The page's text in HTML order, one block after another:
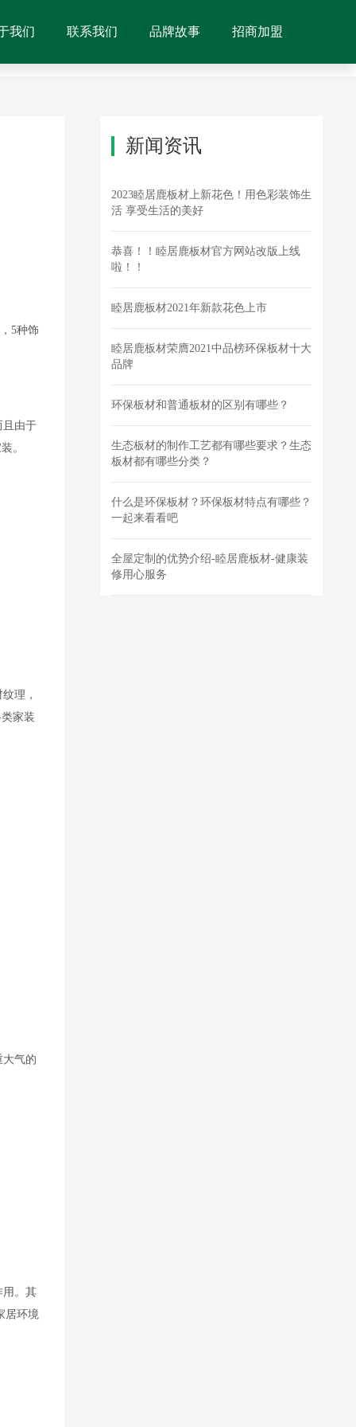
我们 联系我们 品牌故事 招商加盟
5种饰
且由于
。
理，
家装
气的
用。其
居环境
新闻资讯
2023睦居鹿板材上新花色！用色彩装饰生
活 享受生活的美好
恭喜！！睦居鹿板材官方网站改版上线
啦！！
睦居鹿板材2021年新款花色上市
睦居鹿板材荣膺2021中品榜环保板材十大
品牌
环保板材和普通板材的区别有哪些？
生态板材的制作工艺都有哪些要求？生态
板材都有哪些分类？
什么是环保板材？环保板材特点有哪些？
一起来看看吧
全屋定制的优势介绍-睦居鹿板材-健康装
修用心服务